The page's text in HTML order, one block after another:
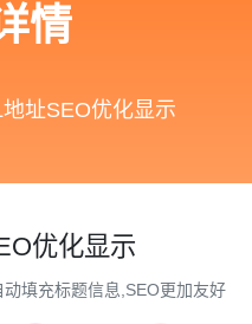
情
址SEO优化显示
优化显示
填充标题信息,SEO更加友好